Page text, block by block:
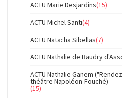
ACTU Marie Desjardins(15)
ACTU Michel Santi(4)
ACTU Natacha Sibellas(7)
ACTU Nathalie de Baudry
ACTU Nathalie Ganem
théâtre Napoléon-Fouché)
(15)